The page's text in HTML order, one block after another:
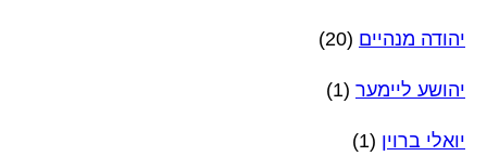
יהודה מנהיים (20)
יהושע ליימער (1)
יואלי ברוין (1)